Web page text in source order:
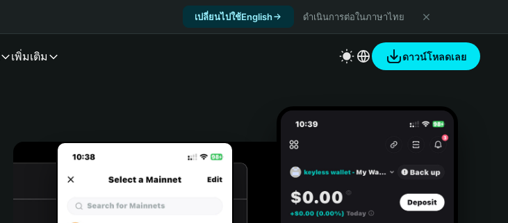
เปลี่ยนไปใช้English ดำเนินการต่อในภาษาไทย
เพิ่มเติม ดาวน์โหลดเลย